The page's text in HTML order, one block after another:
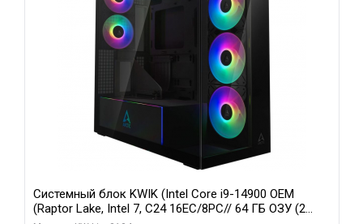
Системный блок KWIK (Intel Core i9-14900 OEM
(Raptor Lake, Intel 7, C24 16EC/8PC// 64 ГБ ОЗУ (2